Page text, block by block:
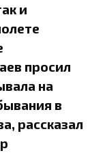
и
просил
на
в
рассказал